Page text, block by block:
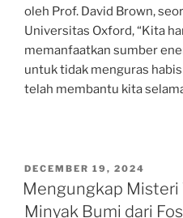
oleh Prof. David Brown,
Universitas Oxford, “Kita
memanfaatkan sumber
untuk tidak menguras
telah membantu kita
POSTED
ON
DECEMBER 19, 2024
Mengungkap
Minyak Bumi dari